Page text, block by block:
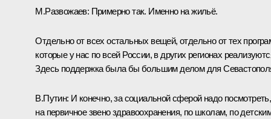
М.Развожаев: Примерно так. Именно на жильё.
Отдельно от всех остальных вещей, отдельно от тех
которые у нас по всей России, в других регионах
Здесь поддержка была бы большим делом для
В.Путин: И конечно, за социальной сферой надо посмотреть,
на первичное звено здравоохранения, по школам, по